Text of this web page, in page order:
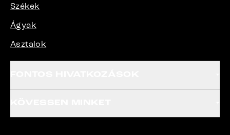
Székek
Ágyak
Asztalok